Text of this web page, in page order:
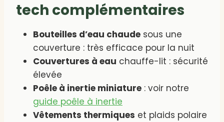
tech complémentaires
Bouteilles d’eau chaude sous une
couverture : très efficace pour la nuit
Couvertures à eau chauffe-lit : sécurité
élevée
Poêle à inertie miniature : voir notre
guide poêle à inertie
Vêtements thermiques et plaids polaire